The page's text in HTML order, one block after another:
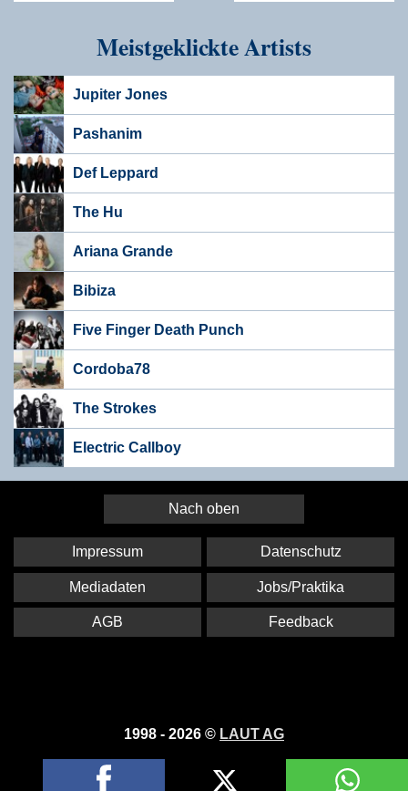
Meistgeklickte Artists
Jupiter Jones
Pashanim
Def Leppard
The Hu
Ariana Grande
Bibiza
Five Finger Death Punch
Cordoba78
The Strokes
Electric Callboy
Nach oben
1998 - 2026 © LAUT AG
Impressum Datenschutz
Mediadaten Jobs/Praktika
AGB Feedback